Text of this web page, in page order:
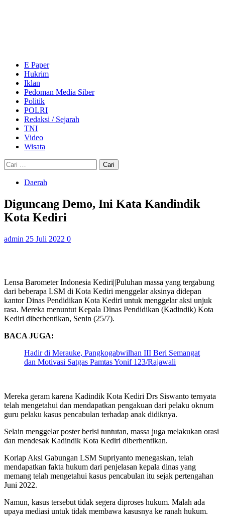
E Paper
Hukrim
Iklan
Pedoman Media Siber
Politik
POLRI
Redaksi / Sejarah
TNI
Video
Wisata
Cari
untuk:
Daerah
Diguncang Demo, Ini Kata Kandindik
Kota Kediri
admin 25 Juli 2022 0
Lensa Barometer Indonesia Kediri||Puluhan massa yang tergabung
dari beberapa LSM di Kota Kediri menggelar aksinya didepan
kantor Dinas Pendidikan Kota Kediri untuk menggelar aksi unjuk
rasa. Mereka menuntut Kepala Dinas Pendidikan (Kadindik) Kota
Kediri diberhentikan, Senin (25/7).
BACA JUGA:
Hadir di Merauke, Pangkogabwilhan III Beri Semangat
dan Motivasi Satgas Pamtas Yonif 123/Rajawali
Mereka geram karena Kadindik Kota Kediri Drs Siswanto ternyata
telah mengetahui dan mendapatkan pengakuan dari pelaku oknum
guru pelaku kasus pencabulan terhadap anak didiknya.
Selain menggelar poster berisi tuntutan, massa juga melakukan orasi
dan mendesak Kadindik Kota Kediri diberhentikan.
Korlap Aksi Gabungan LSM Supriyanto menegaskan, telah
mendapatkan fakta hukum dari penjelasan kepala dinas yang
memang telah mengetahui kasus pencabulan itu sejak pertengahan
Juni 2022.
Namun, kasus tersebut tidak segera diproses hukum. Malah ada
upaya mediasi untuk tidak membawa kasusnya ke ranah hukum.